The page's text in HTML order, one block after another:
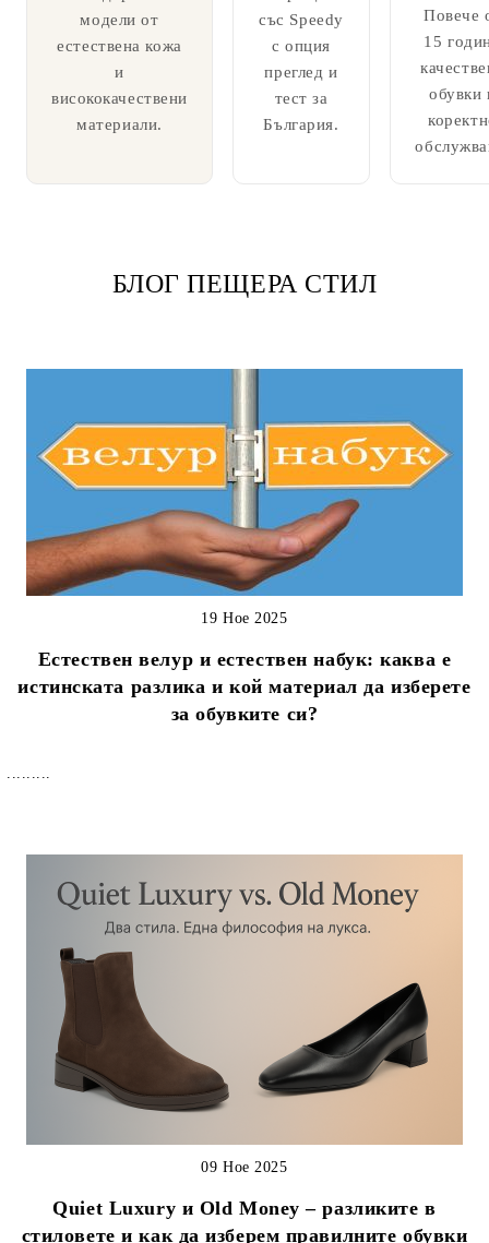
модели от
естествена кожа
и
висококачествени
материали.
със Speedy
с опция
преглед и
тест за
България.
Повече
15
обувки
БЛОГ ПЕЩЕРА СТИЛ
Естествен велур и естествен набук: каква е
истинската разлика и кой материал да изберете
за обувките си?
19 Ное 2025
Quiet Luxury и Old Money – разликите в
стиловете и как да изберем правилните обувки
09 Ное 2025